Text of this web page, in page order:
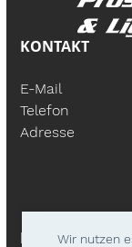
Wir nutzen
KONTAKT
E-Mail
Telefon
Adresse
BÜROZEITEN